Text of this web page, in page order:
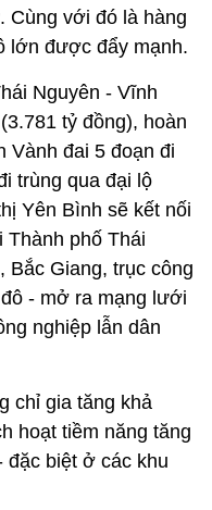
Cùng với đó là hàng
lớn được đẩy mạnh.
Nguyên - Vĩnh
tỷ đồng), hoàn
Vành đai 5 đoạn đi
trùng qua đại lộ
Yên Bình sẽ kết nối
phố Thái
Bắc Giang, trục công
- mở ra mạng lưới
nghiệp lẫn dân
chỉ gia tăng khả
hoạt tiềm năng tăng
đặc biệt ở các khu